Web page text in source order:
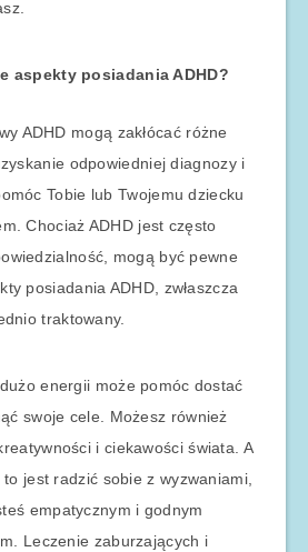
aspekty posiadania ADHD?
ADHD mogą zakłócać różne
odpowiedniej diagnozy i
Tobie lub Twojemu dziecku
Chociaż ADHD jest często
mogą być pewne
posiadania ADHD, zwłaszcza
traktowany.
energii może pomóc dostać
swoje cele. Możesz również
i ciekawości świata. A
jest radzić sobie z wyzwaniami,
empatycznym i godnym
Leczenie zaburzających i